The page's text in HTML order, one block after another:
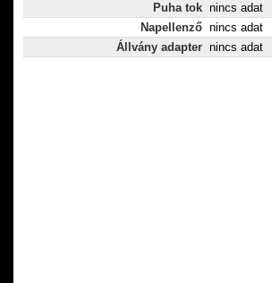
Puha tok nincs adat
Napellenző nincs adat
Állvány adapter nincs adat